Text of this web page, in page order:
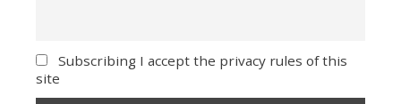
Subscribing I accept the privacy rules of this
site